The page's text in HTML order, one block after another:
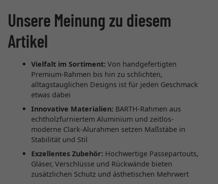
Unsere Meinung zu diesem
Artikel
Vielfalt im Sortiment: Von handgefertigten
Premium-Rahmen bis hin zu schlichten,
alltagstauglichen Designs ist für jeden Geschmack
etwas dabei
Innovative Materialien: BARTH-Rahmen aus
echtholzfurniertem Aluminium und zeitlos-
moderne Clark-Alurahmen setzen Maßstäbe in
Stabilität und Stil
Exzellentes Zubehör: Hochwertige Passepartouts,
Gläser, Verschlüsse und Rückwände bieten
zusätzlichen Schutz und ästhetischen Mehrwert